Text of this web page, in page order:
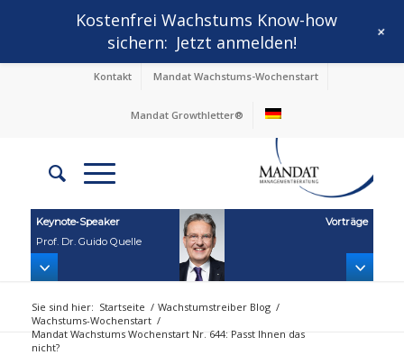
Kontakt Mandat Wachstums-Wochenstart
Mandat Growthletter®
Keynote‑Speaker
Prof. Dr. Guido Quelle
Vorträge
Sie sind hier: Startseite / Wachstumstreiber Blog /
Wachstums-Wochenstart /
Mandat Wachstums Wochenstart Nr. 644: Passt Ihnen das
nicht?
Kostenfrei Wachstums Know-how
sichern: Jetzt anmelden! +